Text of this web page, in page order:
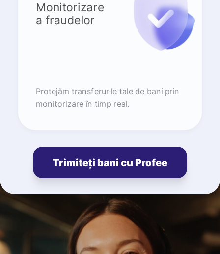
Monitorizare
a fraudelor
Protejăm transferurile tale de bani prin
monitorizare în timp real.
Trimiteți bani cu Profee